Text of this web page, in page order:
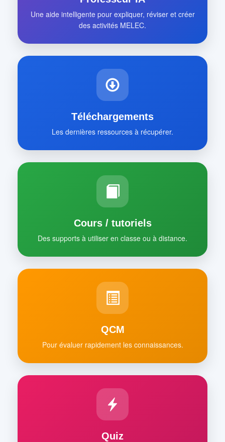
Une aide intelligente pour expliquer, réviser et créer
des activités MELEC.
Téléchargements
Les dernières ressources à récupérer.
Cours / tutoriels
Des supports à utiliser en classe ou à distance.
QCM
Pour évaluer rapidement les connaissances.
Quiz